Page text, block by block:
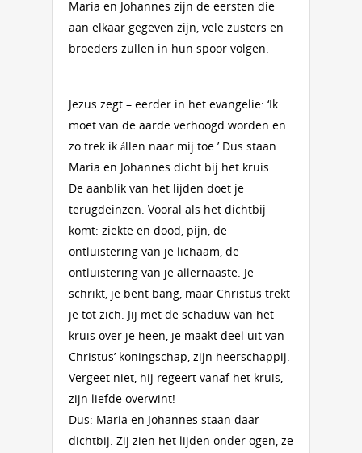
Maria en Johannes zijn de eersten die
aan elkaar gegeven zijn, vele zusters en
broeders zullen in hun spoor volgen.
Jezus zegt – eerder in het evangelie: ‘Ik
moet van de aarde verhoogd worden en
zo trek ik állen naar mij toe.’ Dus staan
Maria en Johannes dicht bij het kruis.
De aanblik van het lijden doet je
terugdeinzen. Vooral als het dichtbij
komt: ziekte en dood, pijn, de
ontluistering van je lichaam, de
ontluistering van je allernaaste. Je
schrikt, je bent bang, maar Christus trekt
je tot zich. Jij met de schaduw van het
kruis over je heen, je maakt deel uit van
Christus’ koningschap, zijn heerschappij.
Vergeet niet, hij regeert vanaf het kruis,
zijn liefde overwint!
Dus: Maria en Johannes staan daar
dichtbij. Zij zien het lijden onder ogen, ze